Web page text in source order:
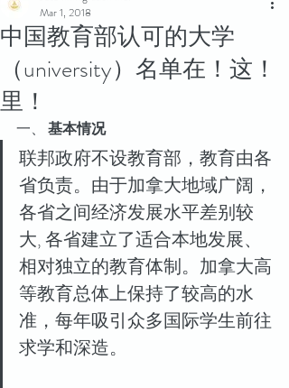
中国教育部认可的大学
（university）名单在！这！
里！
Mar 1, 2018
一、 基本情况
联邦政府不设教育部，教育由各
省负责。由于加拿大地域广阔，
各省之间经济发展水平差别较
大, 各省建立了适合本地发展、
相对独立的教育体制。加拿大高
等教育总体上保持了较高的水
准，每年吸引众多国际学生前往
求学和深造。